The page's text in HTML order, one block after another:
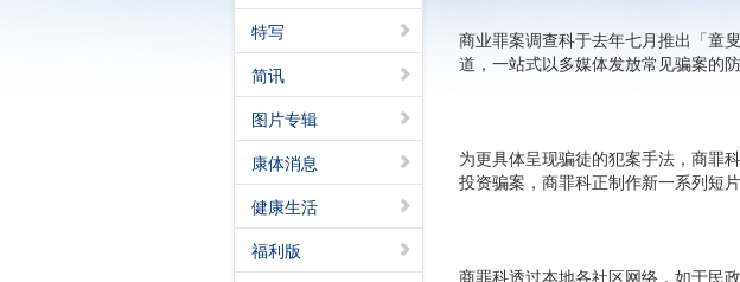
特写
简讯
图片专辑
康体消息
健康生活
福利版
商业罪案调查科于去年七月推出「童
道，一站式以多媒体发放常见骗案的
为更具体呈现骗徒的犯案手法，商罪
投资骗案，商罪科正制作新一系列短
商罪科透过本地各社区网络，如于民